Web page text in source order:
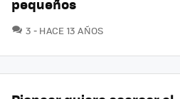
pequeños
3 COMENTARIOS
HACE 13 AÑOS